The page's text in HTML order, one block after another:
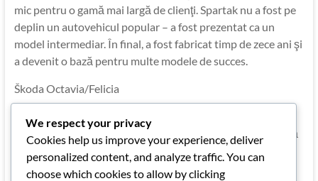
mic pentru o gamă mai largă de clienţi. Spartak nu a fost pe
deplin un autovehicul popular – a fost prezentat ca un
model intermediar. În final, a fost fabricat timp de zece ani şi
a devenit o bază pentru multe modele de succes.
Škoda Octavia/Felicia
În anii 1960 puntea faţă a autoturismelor Škoda a fost
reproiectată şi s-a renunţat la marcarea numerică, astfel că
Škoda 440 a devenit Octavia, iar modelul 450 a devenit
Felicia.
We respect your privacy
Cookies help us improve your experience, deliver
personalized content, and analyze traffic. You can
choose which cookies to allow by clicking